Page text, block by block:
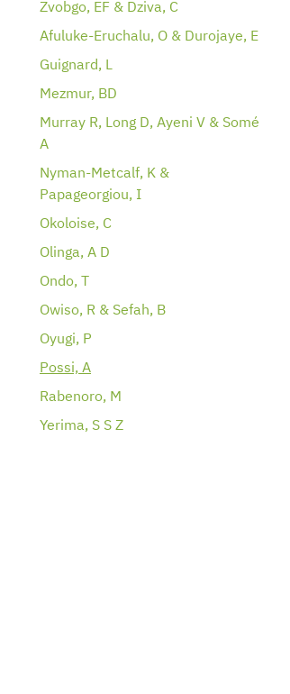
Zvobgo, EF & Dziva, C
Afuluke-Eruchalu, O & Durojaye, E
Guignard, L
Mezmur, BD
Murray R, Long D, Ayeni V & Somé
A
Nyman-Metcalf, K &
Papageorgiou, I
Okoloise, C
Olinga, A D
Ondo, T
Owiso, R & Sefah, B
Oyugi, P
Possi, A
Rabenoro, M
Yerima, S S Z